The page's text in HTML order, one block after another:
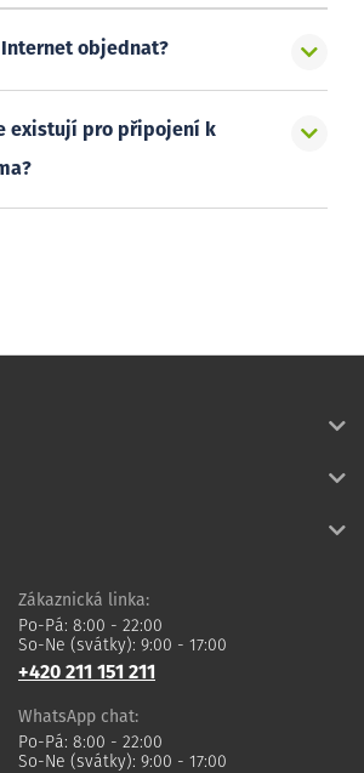
Internet objednat?
existují pro připojení k
Zákaznická linka:
Po-Pá: 8:00 - 22:00
So-Ne (svátky): 9:00 - 17:00
+420 211 151 211
WhatsApp chat:
Po-Pá: 8:00 - 22:00
So-Ne (svátky): 9:00 - 17:00